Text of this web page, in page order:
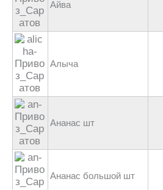
Айва
Алыча
Ананас шт
Ананас большой шт